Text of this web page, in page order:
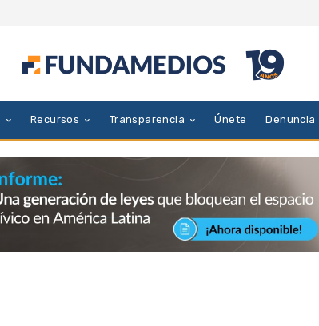
Recursos Transparencia Únete Denuncia